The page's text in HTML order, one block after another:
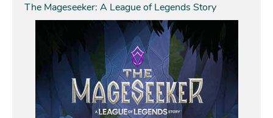
The Mageseeker: A League of Legends Story